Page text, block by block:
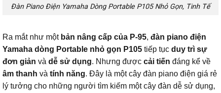
Đàn Piano Điện Yamaha Dòng Portable P105 Nhỏ Gọn, Tinh Tế
Ra mắt như một bản nâng cấp của P-95, đàn piano điện
Yamaha dòng Portable nhỏ gọn P105 tiếp tục duy trì sự
đơn giản và dễ sử dụng. Nhưng được cải tiến đáng kể về
âm thanh và tính năng. Đây là một cây đàn piano điện giá rẻ
lý tưởng cho những người tìm kiếm một cây đàn dễ sử dụng,